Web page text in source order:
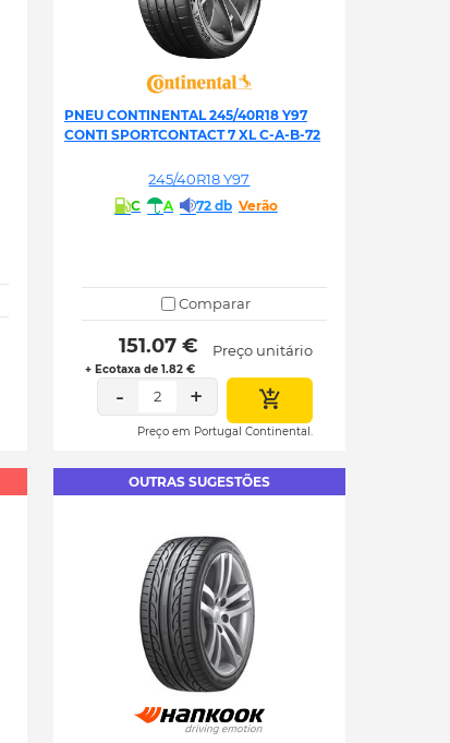
PNEU CONTINENTAL 245/40R18 Y97
CONTI SPORTCONTACT 7 XL C-A-B-72
245/40R18 Y97
C A 72 db Verão
Comparar
151.07 €
+ Ecotaxa de 1.82 €
Preço unitário
- 2 +
Preço em Portugal Continental.
OUTRAS SUGESTÕES